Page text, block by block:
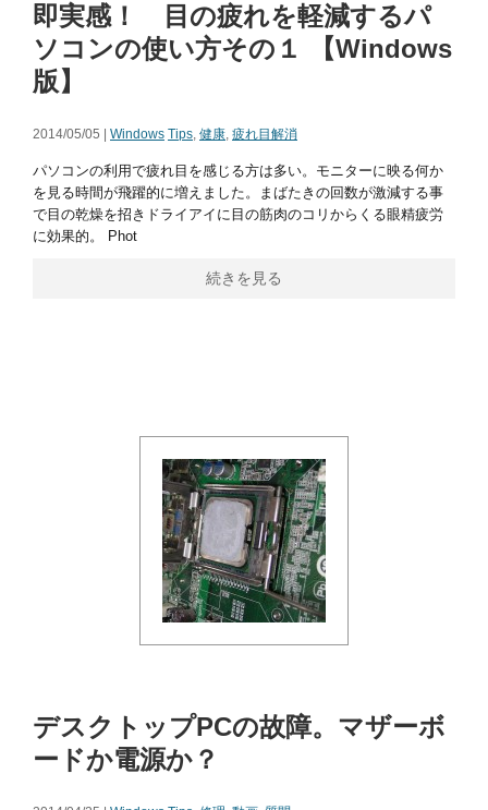
即実感！ 目の疲れを軽減するパ
ソコンの使い方その１ 【Windows
版】
2014/05/05 | Windows Tips, 健康, 疲れ目解消
パソコンの利用で疲れ目を感じる方は多い。モニターに映る何か
を見る時間が飛躍的に増えました。まばたきの回数が激減する事
で目の乾燥を招きドライアイに目の筋肉のコリからくる眼精疲労
に効果的。 Phot
続きを見る
デスクトップPCの故障。マザーボ
ードか電源か？